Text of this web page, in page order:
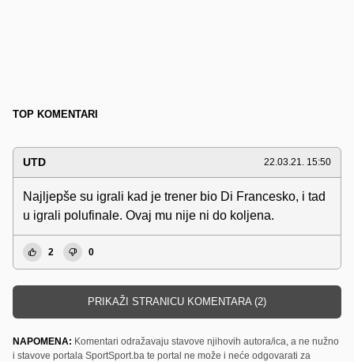
TOP KOMENTARI
UTD 22.03.21. 15:50
Najljepše su igrali kad je trener bio Di Francesko, i tad
u igrali polufinale. Ovaj mu nije ni do koljena.
2 0
PRIKAŽI STRANICU KOMENTARA (2)
NAPOMENA: Komentari odražavaju stavove njihovih autora/ica, a ne nužno
i stavove portala SportSport.ba te portal ne može i neće odgovarati za